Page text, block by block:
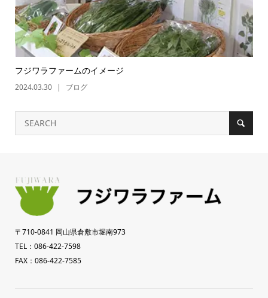
フジワラファームのイメージ
2024.03.30 ブログ
〒710-0841 岡山県倉敷市堀南973
TEL：086-422-7598
FAX：086-422-7585